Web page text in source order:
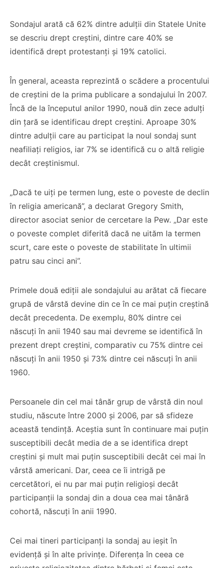
Sondajul arată că 62% dintre adulții din Statele Unite
se descriu drept creștini, dintre care 40% se
identifică drept protestanți și 19% catolici.
În general, aceasta reprezintă o scădere a procentului
de creștini de la prima publicare a sondajului în 2007.
Încă de la începutul anilor 1990, nouă din zece adulți
din țară se identificau drept creștini. Aproape 30%
dintre adulții care au participat la noul sondaj sunt
neafiliați religios, iar 7% se identifică cu o altă religie
decât creștinismul.
„Dacă te uiți pe termen lung, este o poveste de declin
în religia americană”, a declarat Gregory Smith,
director asociat senior de cercetare la Pew. „Dar este
o poveste complet diferită dacă ne uităm la termen
scurt, care este o poveste de stabilitate în ultimii
patru sau cinci ani”.
Primele două ediții ale sondajului au arătat că fiecare
grupă de vârstă devine din ce în ce mai puțin creștină
decât precedenta. De exemplu, 80% dintre cei
născuți în anii 1940 sau mai devreme se identifică în
prezent drept creștini, comparativ cu 75% dintre cei
născuți în anii 1950 și 73% dintre cei născuți în anii
1960.
Persoanele din cel mai tânăr grup de vârstă din noul
studiu, născute între 2000 și 2006, par să sfideze
această tendință. Aceștia sunt în continuare mai puțin
susceptibili decât media de a se identifica drept
creștini și mult mai puțin susceptibili decât cei mai în
vârstă americani. Dar, ceea ce îi intrigă pe
cercetători, ei nu par mai puțin religioși decât
participanții la sondaj din a doua cea mai tânără
cohortă, născuți în anii 1990.
Cei mai tineri participanți la sondaj au ieșit în
evidență și în alte privințe. Diferența în ceea ce